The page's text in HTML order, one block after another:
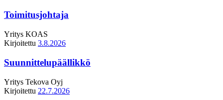
Toimitusjohtaja
Yritys KOAS
Kirjoitettu 3.8.2026
Suunnittelupäällikkö
Yritys Tekova Oyj
Kirjoitettu 22.7.2026